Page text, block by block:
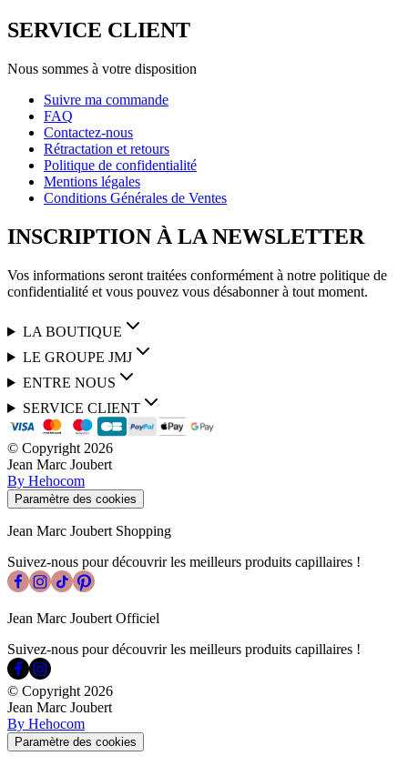
SERVICE CLIENT
Nous sommes à votre disposition
Suivre ma commande
FAQ
Contactez-nous
Rétractation et retours
Politique de confidentialité
Mentions légales
Conditions Générales de Ventes
INSCRIPTION À LA NEWSLETTER
Vos informations seront traitées conformément à notre politique de
confidentialité et vous pouvez vous désabonner à tout moment.
LA BOUTIQUE
LE GROUPE JMJ
ENTRE NOUS
SERVICE CLIENT
© Copyright 2026
Jean Marc Joubert
By Hehocom
Paramètre des cookies
Jean Marc Joubert Shopping
Suivez-nous pour découvrir les meilleurs produits capillaires !
Jean Marc Joubert Officiel
Suivez-nous pour découvrir les meilleurs produits capillaires !
© Copyright 2026
Jean Marc Joubert
By Hehocom
Paramètre des cookies